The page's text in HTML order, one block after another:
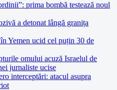
prima bombă testează noul
a detonat lângă granița
Yemen ucid cel puțin 30 de
omului acuză Israelul de
jurnaliste ucise
interceptări: atacul asupra